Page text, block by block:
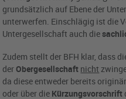
grundsätzlich auf Ebene der
unterwerfen. Einschlägig ist die
Untergesellschaft auch die
Zudem stellt der BFH klar, dass
derObergesellschaft nicht
da diese entweder bereits originär
oder über die Kürzungsvorschrift